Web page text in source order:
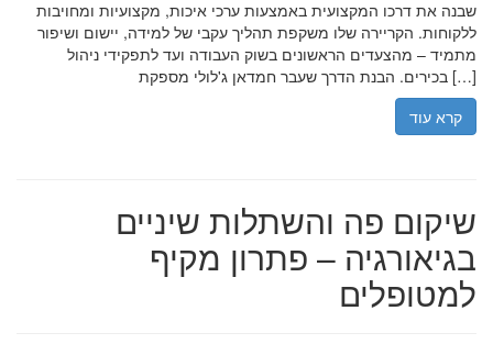
שבנה את דרכו המקצועית באמצעות ערכי איכות, מקצועיות ומחויבות
ללקוחות. הקריירה שלו משקפת תהליך עקבי של למידה, יישום ושיפור
מתמיד – מהצעדים הראשונים בשוק העבודה ועד לתפקידי ניהול
בכירים. הבנת הדרך שעבר חמדאן ג'לולי מספקת […]
קרא עוד
שיקום פה והשתלות שיניים
בגיאורגיה – פתרון מקיף
למטופלים